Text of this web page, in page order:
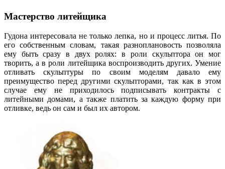
Мастерство литейщика
Гудона интересовала не только лепка, но и процесс литья. По
его собственным словам, такая разноплановость позволяла
ему быть сразу в двух ролях: в роли скульптора он мог
творить, а в роли литейщика воспроизводить других. Умение
отливать скульптуры по своим моделям давало ему
преимущество перед другими скульпторами, так как в этом
случае ему не приходилось подписывать контракты с
литейными домами, а также платить за каждую форму при
отливке, ведь он сам и был их автором.